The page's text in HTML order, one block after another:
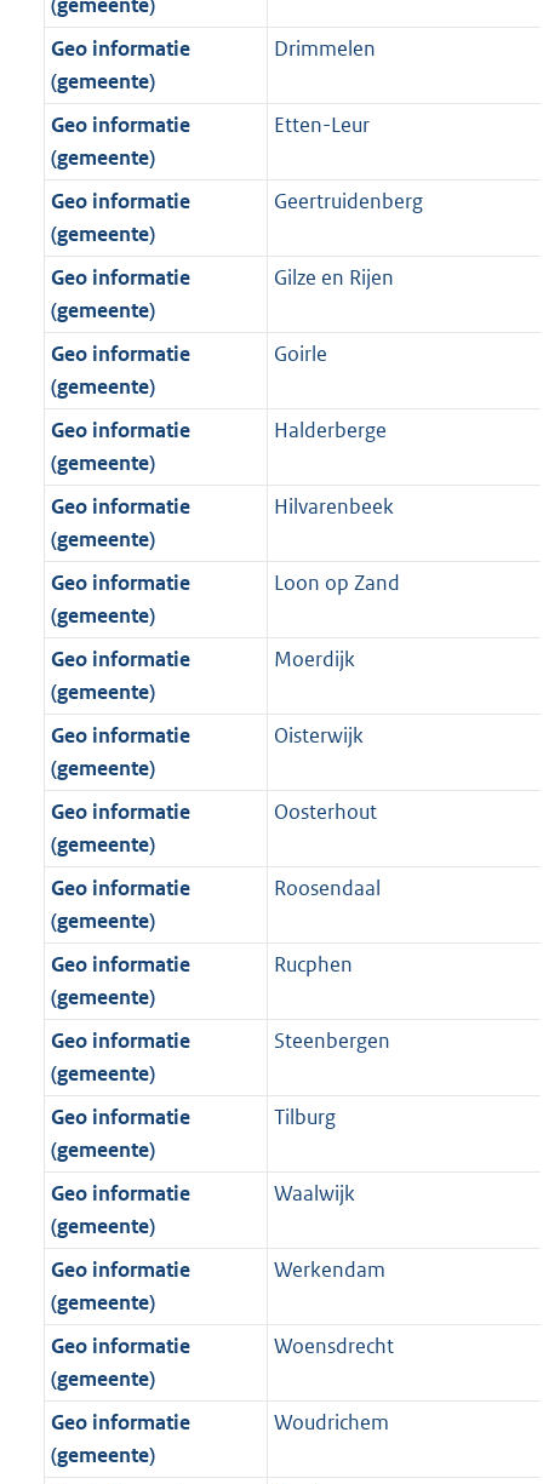
Geo informatie
(gemeente)
Drimmelen
Geo informatie
(gemeente)
Etten-Leur
Geo informatie
(gemeente)
Geertruidenberg
Geo informatie
(gemeente)
Gilze en Rijen
Geo informatie
(gemeente)
Goirle
Geo informatie
(gemeente)
Halderberge
Geo informatie
(gemeente)
Hilvarenbeek
Geo informatie
(gemeente)
Loon op Zand
Geo informatie
(gemeente)
Moerdijk
Geo informatie
(gemeente)
Oisterwijk
Geo informatie
(gemeente)
Oosterhout
Geo informatie
(gemeente)
Roosendaal
Geo informatie
(gemeente)
Rucphen
Geo informatie
(gemeente)
Steenbergen
Geo informatie
(gemeente)
Tilburg
Geo informatie
(gemeente)
Waalwijk
Geo informatie
(gemeente)
Werkendam
Geo informatie
(gemeente)
Woensdrecht
Geo informatie
(gemeente)
Woudrichem